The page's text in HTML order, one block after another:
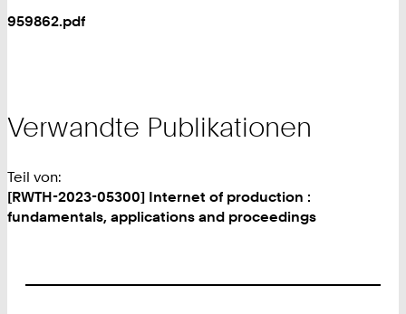
959862.pdf
Verwandte Publikationen
Teil von:
[RWTH-2023-05300] Internet of production :
fundamentals, applications and proceedings